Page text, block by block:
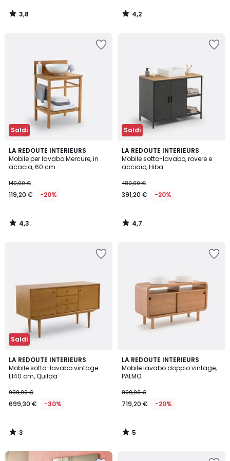
3,8
/
4,2
/
Saldi
LA REDOUTE INTERIEURS
Mobile per lavabo Mercure, in
acacia, 60 cm
149,00 €
119,20 € -20%
4,3
/ 5
4,3
/
Saldi
LA REDOUTE INTERIEURS
Mobile sotto-lavabo, rovere e
acciaio, Hiba
489,00 €
391,20 € -20%
4,7
/ 5
4,7
/
Saldi
LA REDOUTE INTERIEURS
Mobile sotto-lavabo vintage
L140 cm, Quilda
999,00 €
699,30 € -30%
3
/
5
3
/
LA REDOUTE INTERIEURS
Mobile lavabo doppio vintage,
PALMO
899,00 €
719,20 € -20%
5
/
5
5
/